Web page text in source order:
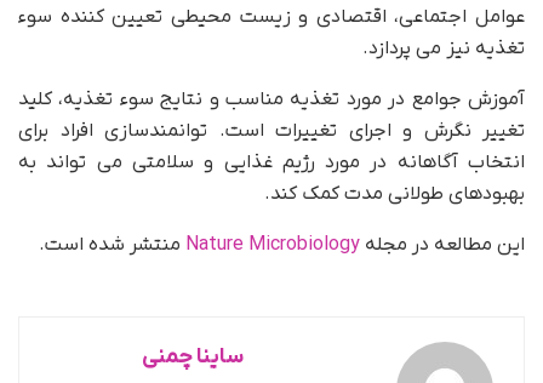
عوامل اجتماعی، اقتصادی و زیست محیطی تعیین کننده سوء
تغذیه نیز می پردازد.
آموزش جوامع در مورد تغذیه مناسب و نتایج سوء تغذیه، کلید
تغییر نگرش و اجرای تغییرات است. توانمندسازی افراد برای
انتخاب آگاهانه در مورد رژیم غذایی و سلامتی می تواند به
بهبودهای طولانی مدت کمک کند.
این مطالعه در مجله Nature Microbiology منتشر شده است.
ساینا چمنی